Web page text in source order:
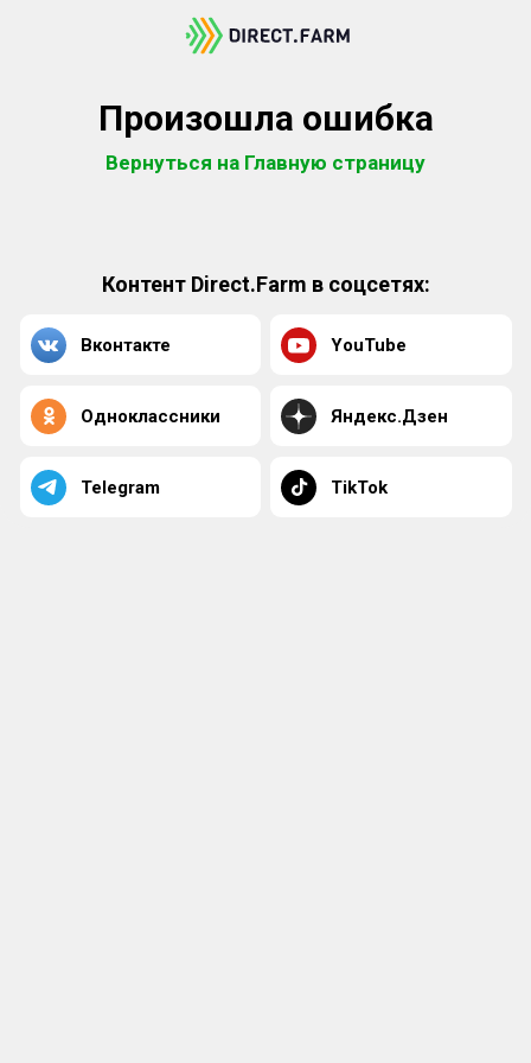
Произошла ошибка
Вернуться на Главную страницу
Контент Direct.Farm в соцсетях:
Вконтакте YouTube
Одноклассники Яндекс.Дзен
Telegram TikTok